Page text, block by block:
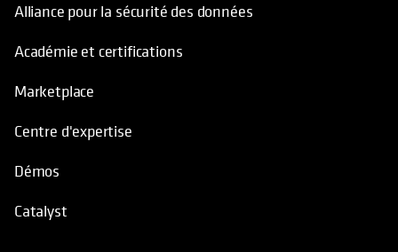
Alliance pour la sécurité des données
Académie et certifications
Marketplace
Centre d'expertise
Démos
Catalyst